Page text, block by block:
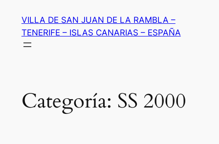
contenido
VILLA DE SAN JUAN DE LA RAMBLA –
TENERIFE – ISLAS CANARIAS – ESPAÑA
Categoría: SS 2000